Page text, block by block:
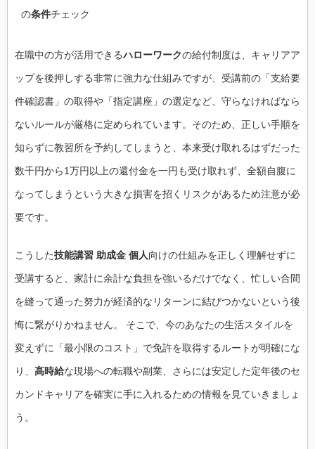
の条件チェック
在職中の方が活用できるハローワークの給付制度は、キャリアア
ップを後押しする非常に強力な仕組みですが、受講前の「支給要
件確認書」の取得や「指定講座」の選定など、守らなければなら
ないルールが厳格に定められています。そのため、正しい手順を
知らずに教習所を予約してしまうと、本来受け取れるはずだった
数千円から1万円以上の還付金を一円も受け取れず、全額自腹に
なってしまうという大きな損害を招くリスクがあるため注意が必
要です。
こうした技能講習 助成金 個人向けの仕組みを正しく理解せずに
受講すると、家計に余計な負担を強いるだけでなく、忙しい合間
を縫って通った努力が経済的なリターンに結びつかないという後
悔に繋がりかねません。 そこで、今のあなたの生活スタイルを
変えずに「最小限のコスト」で免許を取得するルートが明確にな
り、 高時給な現場への転職や副業、さらには安定した定年後のセ
カンドキャリアを確実に手に入れるための情報を見ていきましょ
う。